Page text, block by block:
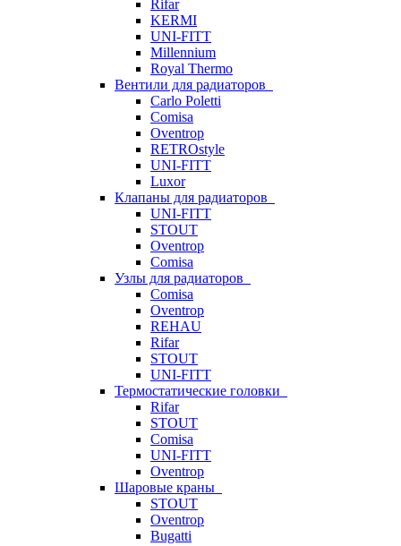
Rifar
KERMI
UNI-FITT
Millennium
Royal Thermo
Вентили для радиаторов
Carlo Poletti
Comisa
Oventrop
RETROstyle
UNI-FITT
Luxor
Клапаны для радиаторов
UNI-FITT
STOUT
Oventrop
Comisa
Узлы для радиаторов
Comisa
Oventrop
REHAU
Rifar
STOUT
UNI-FITT
Термостатические головки
Rifar
STOUT
Comisa
UNI-FITT
Oventrop
Шаровые краны
STOUT
Oventrop
Bugatti